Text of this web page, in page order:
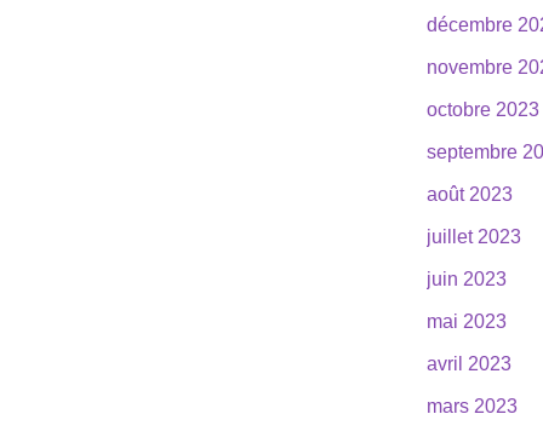
décembre
novembre
octobre 2023
septembre
août 2023
juillet 2023
juin 2023
mai 2023
avril 2023
mars 2023